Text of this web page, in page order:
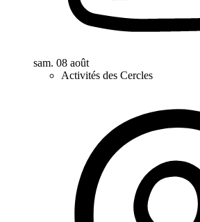
sam. 08 août
Activités des Cercles